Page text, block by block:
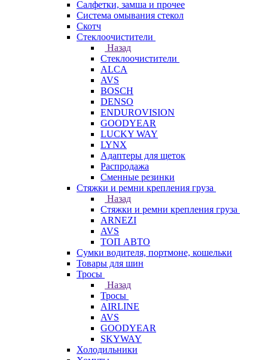
Салфетки, замша и прочее
Система омывания стекол
Скотч
Стеклоочистители
Назад
Стеклоочистители
ALCA
AVS
BOSCH
DENSO
ENDUROVISION
GOODYEAR
LUCKY WAY
LYNX
Адаптеры для щеток
Распродажа
Сменные резинки
Стяжки и ремни крепления груза
Назад
Стяжки и ремни крепления груза
ARNEZI
AVS
ТОП АВТО
Сумки водителя, портмоне, кошельки
Товары для шин
Тросы
Назад
Тросы
AIRLINE
AVS
GOODYEAR
SKYWAY
Холодильники